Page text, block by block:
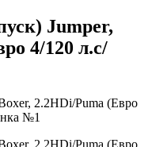
Jumper,
4/120 л.с/